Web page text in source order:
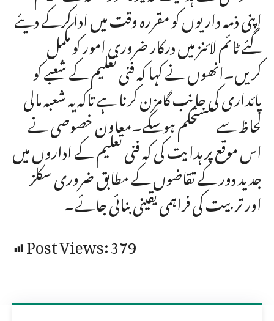
اپنی ذمہ داریوں کو مقررہ وقت میں ادا کرکے دیئے
گئے ٹائم لائنز میں درکار ضروری امور کو مکمل
کریں۔انھوں نے کہا کہ فنی تعلیم کے شعبے کو
پائداری کی جانب گامزن کرنا ہے تاکہ یہ شعبہ مالی
لحاظ سے مستحکم ہوسکے۔معاون خصوصی نے
اس موقع پر ہدایت کی کہ فنی تعلیم کے اداروں میں
جدید دور کے تقاضوں کے مطابق ضروری سکلز
اور تربیت کی فراہمی یقینی بنائی جائے۔
Post Views:379